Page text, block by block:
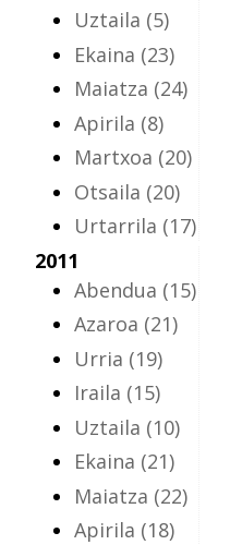
Uztaila (5)
Ekaina (23)
Maiatza (24)
Apirila (8)
Martxoa (20)
Otsaila (20)
Urtarrila (17)
2011
Abendua (15)
Azaroa (21)
Urria (19)
Iraila (15)
Uztaila (10)
Ekaina (21)
Maiatza (22)
Apirila (18)